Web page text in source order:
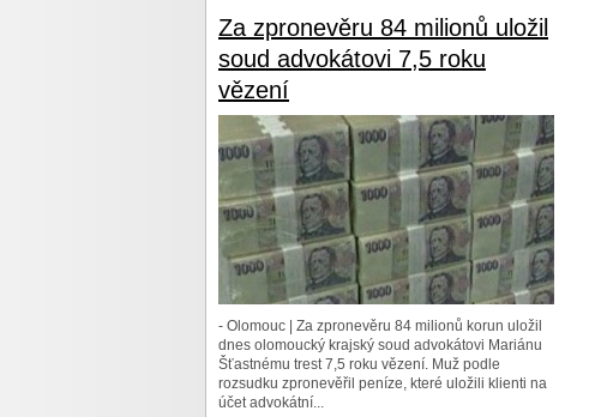
Za zpronevěru 84 milionů uložil
soud advokátovi 7,5 roku
vězení
- Olomouc | Za zpronevěru 84 milionů korun uložil
dnes olomoucký krajský soud advokátovi Mariánu
Šťastnému trest 7,5 roku vězení. Muž podle
rozsudku zpronevěřil peníze, které uložili klienti na
účet advokátní...